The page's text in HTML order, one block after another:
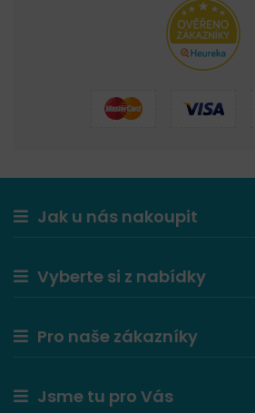
Jak u nás nakoupit
Vyberte si z nabídky
Pro naše zákazníky
Jsme tu pro Vás